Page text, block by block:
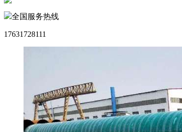
全国服务热线
17631728111